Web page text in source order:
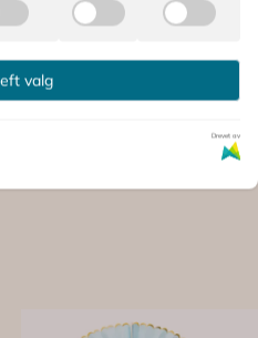
valg
Drevet av